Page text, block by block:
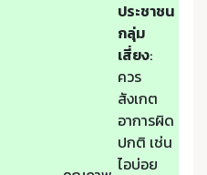
ประชาชน
กลุ่ม
เสี่ยง:
ควร
สังเกต
อาการผิด
ปกติ เช่น
ไอบ่อย